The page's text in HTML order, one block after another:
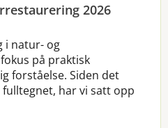
2026
i natur- og
på praktisk
forståelse. Siden det
har vi satt opp